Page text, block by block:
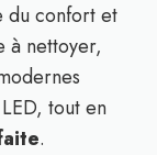
du confort et
à nettoyer,
tout en
.